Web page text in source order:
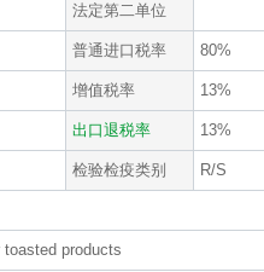
法定第二单位
普通进口税率 80%
增值税率 13%
出口退税率 13%
检验检疫类别 R/S
products